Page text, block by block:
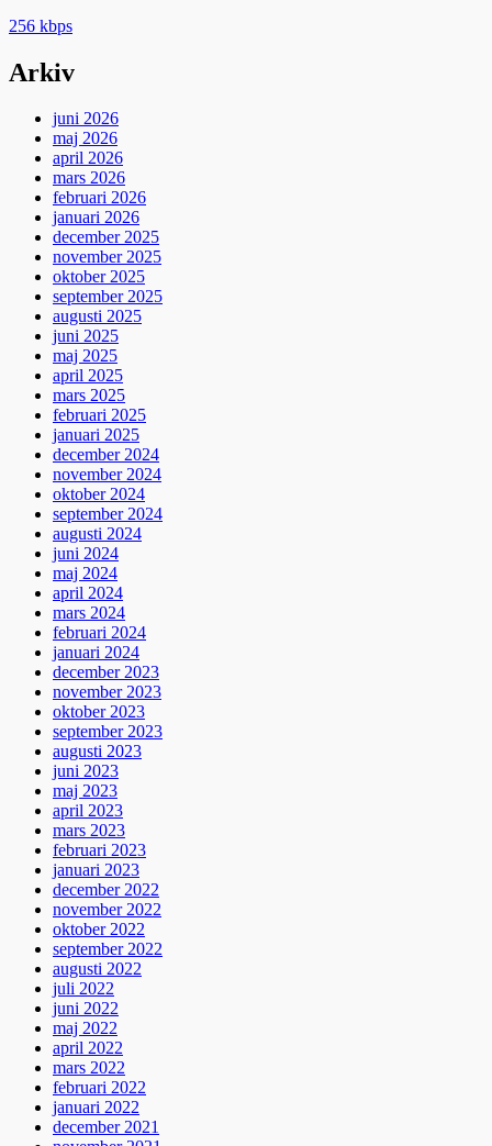
256 kbps
Arkiv
juni 2026
maj 2026
april 2026
mars 2026
februari 2026
januari 2026
december 2025
november 2025
oktober 2025
september 2025
augusti 2025
juni 2025
maj 2025
april 2025
mars 2025
februari 2025
januari 2025
december 2024
november 2024
oktober 2024
september 2024
augusti 2024
juni 2024
maj 2024
april 2024
mars 2024
februari 2024
januari 2024
december 2023
november 2023
oktober 2023
september 2023
augusti 2023
juni 2023
maj 2023
april 2023
mars 2023
februari 2023
januari 2023
december 2022
november 2022
oktober 2022
september 2022
augusti 2022
juli 2022
juni 2022
maj 2022
april 2022
mars 2022
februari 2022
januari 2022
december 2021